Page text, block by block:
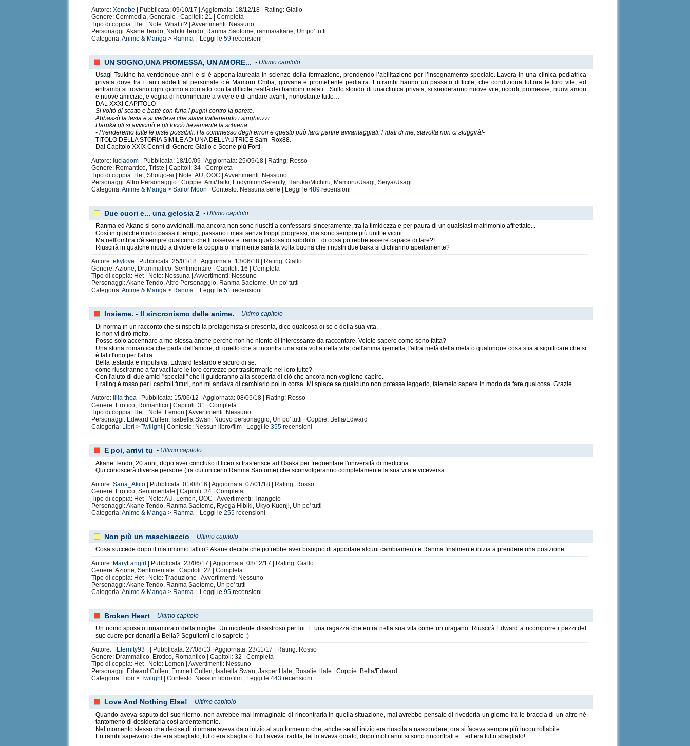
Autore:Xenebe
| Pubblicata: 09/10/17 | Aggiornata: 18/12/18 | Rating: Giallo
Genere: Commedia, Generale | Capitoli: 21 | Completa
Tipo di coppia: Het | Note: What if? | Avvertimenti: Nessuno
Personaggi: Akane Tendo, Nabiki Tendo, Ranma Saotome, ranma/akane, Un po' tutti
Categoria:Anime & Manga > Ranma | Leggi le59 recensioni
UN SOGNO,UNA PROMESSA, UN AMORE... - Ultimo capitolo
Usagi Tsukino ha venticinque anni e si è appena laureata in scienze della formazione, prendendo l’abilitazione per l’insegnamento speciale. Lavora in una clinica pediatrica
privata dove tra i tanti addetti al personale c’è Mamoru Chiba, giovane e promettente pediatra. Entrambi hanno un passato difficile, che condiziona tuttora le loro vite, ed
entrambi si trovano ogni giorno a contatto con la difficile realtà dei bambini malati... Sullo sfondo di una clinica privata, si snoderanno nuove vite, ricordi, promesse, nuovi amori
e nuove amicizie, e voglia di ricominciare a vivere e di andare avanti, nonostante tutto…
DAL XXXI CAPITOLO
Si voltò di scatto e batté con furia i pugni contro la parete.
Abbassò la testa e si vedeva che stava trattenendo i singhiozzi.
Haruka gli si avvicinò e gli toccò lievemente la schiena.
- Prenderemo tutte le piste possibili. Ha commesso degli errori e questo può farci partire avvantaggiati. Fidati di me, stavolta non ci sfuggirà!-
TITOLO DELLA STORIA SIMILE AD UNA DELL'AUTRICE Sam_Rox88.
Dal Capitolo XXIX Cenni di Genere Giallo e Scene più Forti
Autore: luciadom | Pubblicata: 18/10/09 | Aggiornata: 25/09/18 | Rating: Rosso
Genere: Romantico, Triste | Capitoli: 34 | Completa
Tipo di coppia: Het, Shoujo-ai | Note: AU, OOC | Avvertimenti: Nessuno
Personaggi: Altro Personaggio | Coppie: Ami/Taiki, Endymion/Serenity, Haruka/Michiru, Mamoru/Usagi, Seiya/Usagi
Categoria:Anime & Manga >Sailor Moon | Contesto: Nessuna serie | Leggi le489 recensioni
Due cuori e... una gelosia 2 - Ultimo capitolo
Ranma ed Akane si sono avvicinati, ma ancora non sono riusciti a confessarsi sinceramente, tra la timidezza e per paura di un qualsiasi matrimonio affrettato...
Così in qualche modo passa il tempo, passano i mesi senza troppi progressi, ma sono sempre più uniti e vicini...
Ma nell'ombra c'è sempre qualcuno che li osserva e trama qualcosa di subdolo... di cosa potrebbe essere capace di fare?!
Riuscirà in qualche modo a dividere la coppia o finalmente sarà la volta buona che i nostri due baka si dichiarino apertamente?
Autore:ekylove
| Pubblicata: 25/01/18 | Aggiornata: 13/06/18 | Rating: Giallo
Genere: Azione, Drammatico, Sentimentale | Capitoli: 16 | Completa
Tipo di coppia: Het | Note: Nessuna | Avvertimenti: Nessuno
Personaggi: Akane Tendo, Altro Personaggio, Ranma Saotome, Un po' tutti
Categoria:Anime & Manga > Ranma | Leggi le51 recensioni
Insieme. - Il sincronismo delle anime. - Ultimo capitolo
Di norma in un racconto che si rispetti la protagonista si presenta, dice qualcosa di se o della sua vita.
Io non vi dirò molto.
Posso solo accennare a me stessa anche perché non ho niente di interessante da raccontare. Volete sapere come sono fatta?
Una storia romantica che parla dell'amore, di quello che si incontra una sola volta nella vita, dell'anima gemella, l'altra metà della mela o qualunque cosa stia a significare che si
è fatti l'uno per l'altra.
Bella testarda e impulsiva, Edward testardo e sicuro di se.
come riusciranno a far vacillare le loro certezze per trasformarle nel loro tutto?
Con l'aiuto di due amici "speciali" che li guideranno alla scoperta di ciò che ancora non vogliono capire.
Il rating è rosso per i capitoli futuri, non mi andava di cambiarlo poi in corsa. Mi spiace se qualcuno non potesse leggerlo, fatemelo sapere in modo da fare qualcosa. Grazie
Autore: lilla thea | Pubblicata: 15/06/12 | Aggiornata: 08/05/18 | Rating: Rosso
Genere: Erotico, Romantico | Capitoli: 31 | Completa
Tipo di coppia: Het | Note: Lemon | Avvertimenti: Nessuno
Personaggi: Edward Cullen, Isabella Swan, Nuovo personaggio, Un po' tutti | Coppie: Bella/Edward
Categoria: Libri >Twilight| Contesto: Nessun libro/film | Leggi le355 recensioni
E poi, arrivi tu - Ultimo capitolo
Akane Tendo, 20 anni, dopo aver concluso il liceo si trasferisce ad Osaka per frequentare l'università di medicina.
Qui conoscerà diverse persone (tra cui un certo Ranma Saotome) che sconvolgeranno completamente la sua vita e viceversa.
Autore:Sana_Akito | Pubblicata: 01/08/16 | Aggiornata: 07/01/18 | Rating: Rosso
Genere: Erotico, Sentimentale | Capitoli: 34 | Completa
Tipo di coppia: Het | Note: AU, Lemon, OOC | Avvertimenti: Triangolo
Personaggi: Akane Tendo, Ranma Saotome, Ryoga Hibiki, Ukyo Kuonji, Un po' tutti
Categoria:Anime & Manga > Ranma | Leggi le255 recensioni
Non più un maschiaccio - Ultimo capitolo
Cosa succede dopo il matrimonio fallito? Akane decide che potrebbe aver bisogno di apportare alcuni cambiamenti e Ranma finalmente inizia a prendere una posizione.
Autore: MaryFangirl
| Pubblicata: 23/06/17 | Aggiornata: 08/12/17 | Rating: Giallo
Genere: Azione, Sentimentale | Capitoli: 22 | Completa
Tipo di coppia: Het | Note: Traduzione | Avvertimenti: Nessuno
Personaggi: Akane Tendo, Ranma Saotome, Un po' tutti
Categoria:Anime & Manga > Ranma | Leggi le95 recensioni
Broken Heart - Ultimo capitolo
Un uomo sposato innamorato della moglie. Un incidente disastroso per lui. E una ragazza che entra nella sua vita come un uragano. Riuscirà Edward a ricomporre i pezzi del
suo cuore per donarli a Bella? Seguitemi e lo saprete ;)
Autore:
_Eternity93_
| Pubblicata: 27/08/13 | Aggiornata: 23/11/17 | Rating: Rosso
Genere: Drammatico, Erotico, Romantico | Capitoli: 32 | Completa
Tipo di coppia: Het | Note: Lemon | Avvertimenti: Nessuno
Personaggi: Edward Cullen, Emmett Cullen, Isabella Swan, Jasper Hale, Rosalie Hale | Coppie: Bella/Edward
Categoria: Libri >Twilight| Contesto: Nessun libro/film | Leggi le443 recensioni
Love And Nothing Else! - Ultimo capitolo
Quando aveva saputo del suo ritorno, non avrebbe mai immaginato di rincontrarla in quella situazione, mai avrebbe pensato di rivederla un giorno tra le braccia di un altro né
tantomeno di desiderarla così ardentemente.
Nel momento stesso che decise di ritornare aveva dato inizio al suo tormento che, anche se all’inizio era riuscita a nascondere, ora si faceva sempre più incontrollabile.
Entrambi sapevano che era sbagliato, tutto era sbagliato: lui l’aveva tradita, lei lo aveva odiato, dopo molti anni si sono rincontrati e…ed era tutto sbagliato!